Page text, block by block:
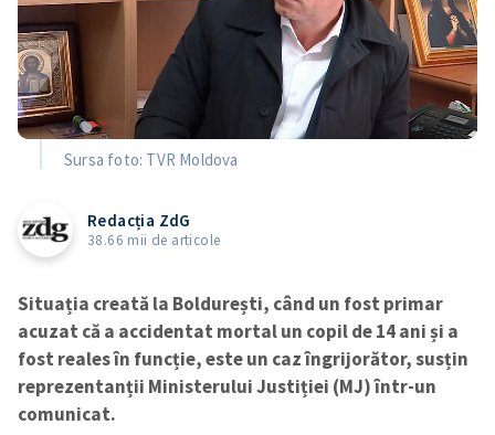
Sursa foto: TVR Moldova
Redacția ZdG
38.66 mii de articole
Situația creată la Boldurești, când un fost primar
acuzat că a accidentat mortal un copil de 14 ani și a
fost reales în funcție, este un caz îngrijorător, susțin
reprezentanții Ministerului Justiției (MJ) într-un
comunicat.